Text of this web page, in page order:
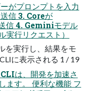
がプロンプトを入力
信 3. Coreが
信 4. Geminiモデル
実行リクエスト）
を実行し、結果をモ
に表示される 1 / 19
は、開発を加速さ
ます。 便利な機能 フ